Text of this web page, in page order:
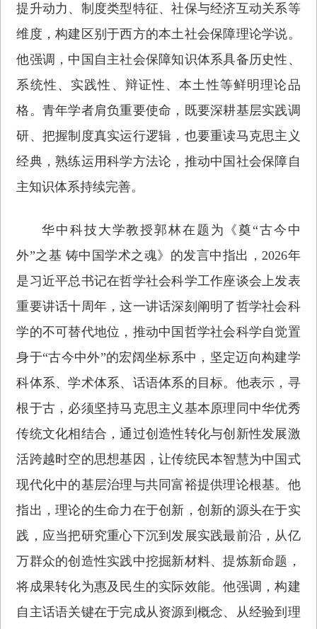
提升动力、制度类型特征、社保与经济互动关系等
维度，构建区别于西方的本土社会保障理论学说。
他强调，中国自主社会保障知识体系具备历史性、
系统性、实践性、辩证性、本土性等鲜明理论品
格。青年学者肩负重要使命，既要深耕基层实践调
研、把握制度真实运行逻辑，也要重读马克思主义
经典，熟练运用科学方法论，推动中国社会保障自
主知识体系持续完善。
华中科技大学教授郭林在题为《奠“古今中
外”之基 铸中国学术之魂》的发言中指出，2026年
是习近平总书记在哲学社会科学工作座谈会上发表
重要讲话十周年，这一讲话深刻阐明了哲学社会科
学的不可替代地位，推动中国哲学社会科学自觉置
身于“古今中外”的宏阔坐标系中，坚定迈向构建学
科体系、学术体系、话语体系的目标。他表示，寻
根于古，必须坚持马克思主义基本原理同中华优秀
传统文化相结合，通过创造性转化与创新性发展激
活跨越时空的思想基因，让传统民本智慧为中国式
现代化中的基层治理与共同富裕提供理论根基。他
指出，理论的生命力在于创新，创新的源头在于实
践，应当把研究重心下沉到发展实践最前沿，从亿
万群众的创造性实践中挖掘新材料、提炼新命题，
将成果转化为惠及民生的实际效能。他强调，构建
自主话语关键在于完成从资源到概念、从经验到理